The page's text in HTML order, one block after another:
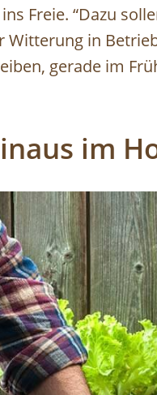
Freie. “Dazu
Witterung in
gerade im
im